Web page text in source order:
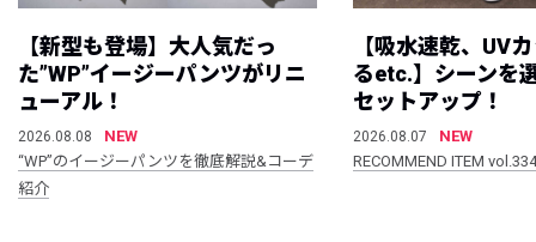
【新型も登場】大人気だっ
た”WP”イージーパンツがリニ
ューアル！
2026.08.08
NEW
“WP”のイージーパンツを徹底解説&コーデ
紹介
【吸水速乾、UV
るetc.】シーンを
セットアップ！
2026.08.07
NEW
RECOMMEND ITEM vol.334